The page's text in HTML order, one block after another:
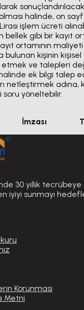
halinde, on
işlem ücreti
bellek gibi bir kayıt
ortamının
bulunan kişinin
etmek ve talepleri
ek bilgi talep
netleştirmek adına,
soru yöneltebilir.
İmzası
30 yıllık
iyiyi sunmayı
Korunması
Metni